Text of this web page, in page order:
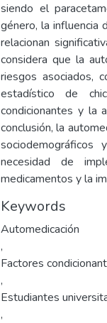
siendo el
género, la influencia
relacionan
considera que la
riesgos asociados,
estadístico de
condicionantes y la
conclusión, la
necesidad de
medicamentos y la
Keywords
Automedicación
,
Factores
,
Estudiantes
,